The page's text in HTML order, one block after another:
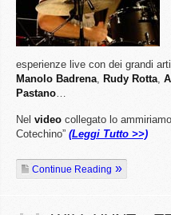
esperienze live con dei grandi
Manolo Badrena, Rudy Rotta,
Pastano…
Nel video collegato lo
Cotechino” (Leggi Tutto >>)
Continue Reading